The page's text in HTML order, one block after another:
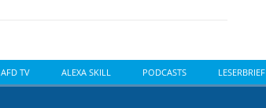
AFD TV ALEXA SKILL PODCASTS LESERBRIEF